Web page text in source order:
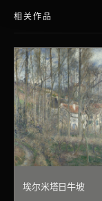
相关作品
埃尔米塔日牛坡